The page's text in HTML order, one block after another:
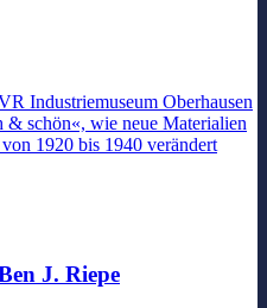
Industriemuseum Oberhausen
schön«, wie neue Materialien
1920 bis 1940 verändert
J. Riepe